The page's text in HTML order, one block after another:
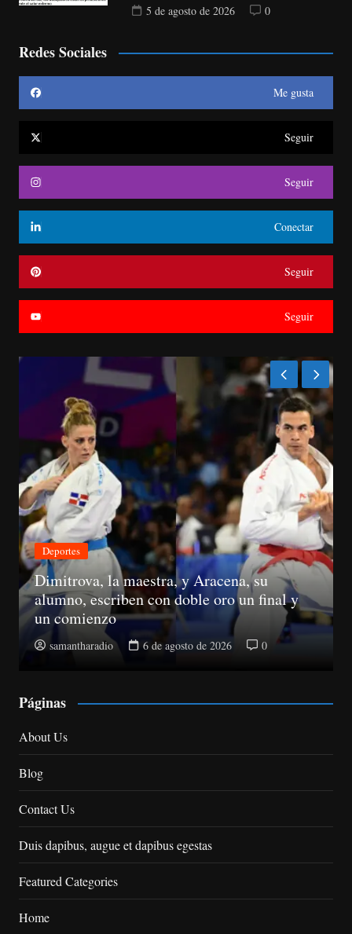
5 de agosto de 2026
0
Redes Sociales
Me gusta
Seguir
Seguir
Conectar
Seguir
Seguir
Económica
Suspenden registros de proveedores del
Estado a 10 senadores
samantharadio 5 de agosto de 2026
Páginas
About Us
Blog
Contact Us
Duis dapibus, augue et dapibus egestas
Featured Categories
Home